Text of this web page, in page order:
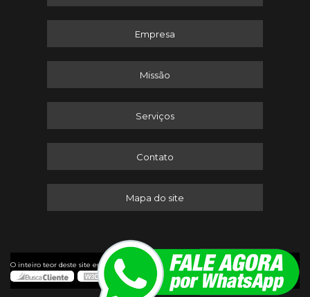
Empresa
Missão
Serviços
Contato
Mapa do site
O inteiro teor deste site está sujeito à proteção de direitos autorais. Copyright ©
Itaserv Máquinas (Lei 9610 de 19/02/1998)